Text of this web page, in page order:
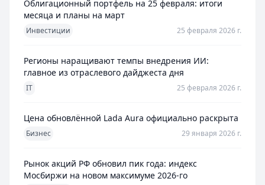
Облигационный портфель на 25 февраля: итоги
месяца и планы на март
Инвестиции 25 февраля 2026 г.
Регионы наращивают темпы внедрения ИИ:
главное из отраслевого дайджеста дня
IT 25 февраля 2026 г.
Цена обновлённой Lada Aura официально раскрыта
Бизнес 29 января 2026 г.
Рынок акций РФ обновил пик года: индекс
Мосбиржи на новом максимуме 2026-го